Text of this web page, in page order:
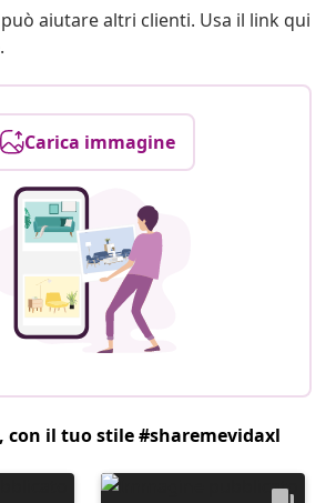
aiutare altri clienti. Usa il link qui
Carica immagine
il tuo stile #sharemevidaxl